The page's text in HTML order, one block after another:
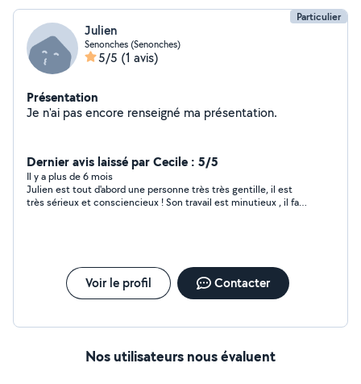
Particulier
Julien
Senonches (Senonches)
5/5 (1 avis)
Présentation
Je n'ai pas encore renseigné ma présentation.
Dernier avis laissé par Cecile : 5/5
Il y a plus de 6 mois
Julien est tout d'abord une personne très très gentille, il est
très sérieux et consciencieux ! Son travail est minutieux , il fait
Voir le profil Contacter
Nos utilisateurs nous évaluent